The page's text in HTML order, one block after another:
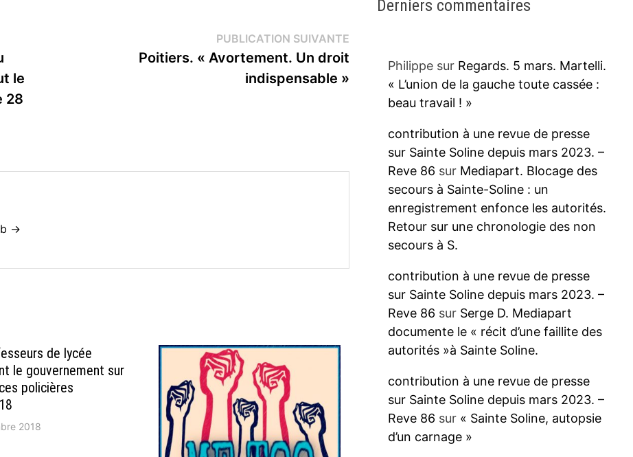
le
28
PUBLICATION SUIVANTEPublication
suivante :
Poitiers. « Avortement. Un droit
indispensable »
b →
de lycée
le gouvernement sur
policières
2018
Derniers commentaires
Philippesur Regards. 5 mars. Martelli.
« L’union de la gauche toute cassée :
beau travail ! »
contribution à une revue de presse
sur Sainte Soline depuis mars 2023. –
Reve 86 sur Mediapart. Blocage des
secours à Sainte-Soline : un
enregistrement enfonce les autorités.
Retour sur une chronologie des non
secours à S.
contribution à une revue de presse
sur Sainte Soline depuis mars 2023. –
Reve 86 sur Serge D. Mediapart
documente le « récit d’une faillite des
autorités »à Sainte Soline.
contribution à une revue de presse
sur Sainte Soline depuis mars 2023. –
Reve 86 sur « Sainte Soline, autopsie
d’un carnage »